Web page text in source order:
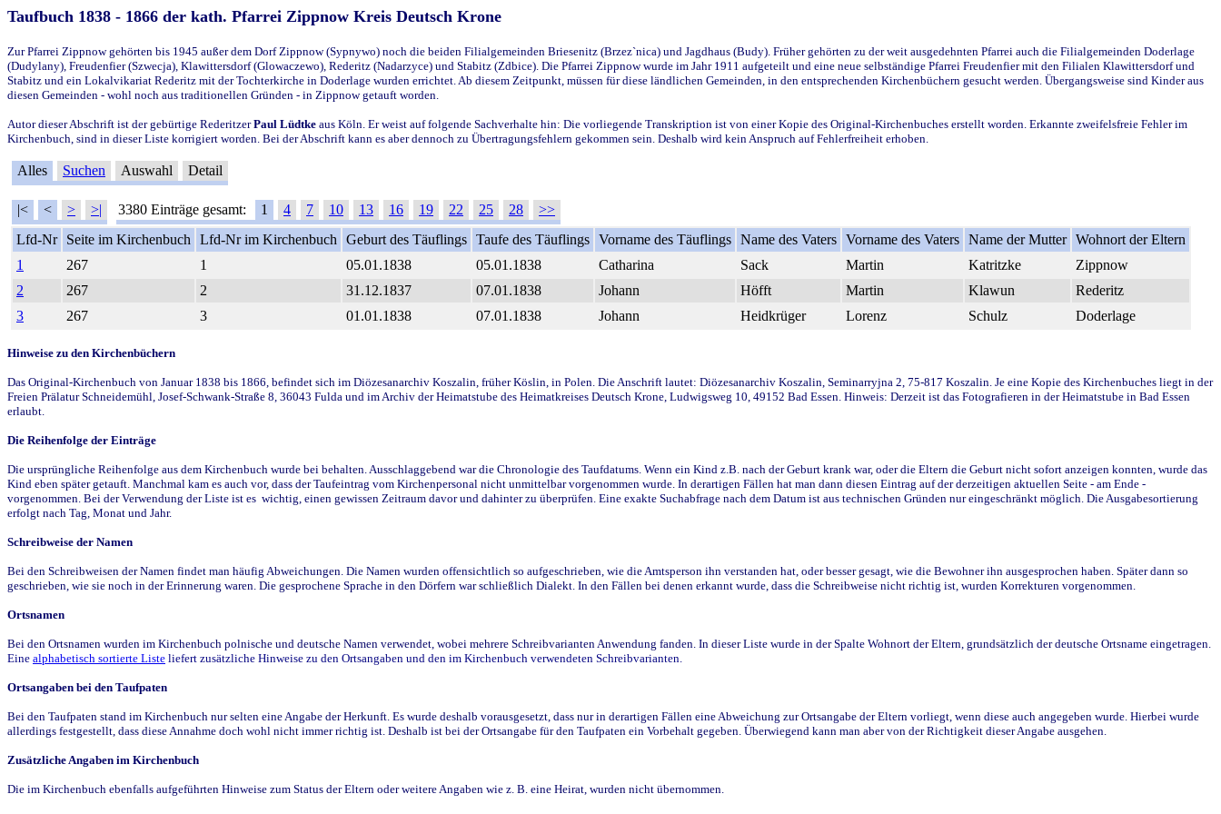
Taufbuch 1838 - 1866 der kath. Pfarrei Zippnow Kreis Deutsch Krone
Zur Pfarrei Zippnow gehörten bis 1945 außer dem Dorf Zippnow (Sypnywo) noch die beiden Filialgemeinden Briesenitz (Brzez`nica) und Jagdhaus (Budy). Früher gehörten zu der weit ausgedehnten Pfarrei auch die Filialgemeinden Doderlage
(Dudylany), Freudenfier (Szwecja), Klawittersdorf (Glowaczewo), Rederitz (Nadarzyce) und Stabitz (Zdbice). Die Pfarrei Zippnow wurde im Jahr 1911 aufgeteilt und eine neue selbständige Pfarrei Freudenfier mit den Filialen Klawittersdorf und
Stabitz und ein Lokalvikariat Rederitz mit der Tochterkirche in Doderlage wurden errichtet. Ab diesem Zeitpunkt, müssen für diese ländlichen Gemeinden, in den entsprechenden Kirchenbüchern gesucht werden. Übergangsweise sind Kinder aus
diesen Gemeinden - wohl noch aus traditionellen Gründen - in Zippnow getauft worden.
Autor dieser Abschrift ist der gebürtige RederitzerPaul Lüdtke aus Köln. Er weist auf folgende Sachverhalte hin: Die vorliegende Transkription ist von einer Kopie des Original-Kirchenbuches erstellt worden. Erkannte zweifelsfreie Fehler im
Kirchenbuch, sind in dieser Liste korrigiert worden. Bei der Abschrift kann es aber dennoch zu Übertragungsfehlern gekommen sein. Deshalb wird kein Anspruch auf Fehlerfreiheit erhoben.
Alles Suchen Auswahl Detail
|< < > >| 3380 Einträge gesamt: 1 4 7 10 13 16 19 22 25 28
>>
Lfd-Nr
Seite im Kirchenbuch Lfd-Nr im Kirchenbuch Geburt des Täuflings Taufe des Täuflings Vorname des Täuflings Name des Vaters Vorname des Vaters Name der Mutter Wohnort der Eltern
1
267 1 05.01.1838 05.01.1838 Catharina Sack Martin Katritzke
Zippnow
2
267 2 31.12.1837 07.01.1838 Johann Höfft Martin Klawun
Rederitz
3
267 3 01.01.1838 07.01.1838 Johann Heidkrüger Lorenz Schulz Doderlage
Hinweise zu den Kirchenbüchern
Das Original-Kirchenbuch von Januar 1838 bis 1866, befindet sich im Diözesanarchiv Koszalin, früher Köslin, in Polen. Die Anschrift lautet: Diözesanarchiv Koszalin, Seminarryjna 2, 75-817 Koszalin. Je eine Kopie des Kirchenbuches liegt in der
Freien Prälatur Schneidemühl, Josef-Schwank-Straße 8, 36043 Fulda und im Archiv der Heimatstube des Heimatkreises Deutsch Krone, Ludwigsweg 10, 49152 Bad Essen. Hinweis: Derzeit ist das Fotografieren in der Heimatstube in Bad Essen
erlaubt.
Die Reihenfolge der Einträge
Die ursprüngliche Reihenfolge aus dem Kirchenbuch wurde bei behalten. Ausschlaggebend war die Chronologie des Taufdatums. Wenn ein Kind z.B. nach der Geburt krank war, oder die Eltern die Geburt nicht sofort anzeigen konnten, wurde das
Kind eben später getauft. Manchmal kam es auch vor, dass der Taufeintrag vom Kirchenpersonal nicht unmittelbar vorgenommen wurde. In derartigen Fällen hat man dann diesen Eintrag auf der derzeitigen aktuellen Seite - am Ende -
vorgenommen. Bei der Verwendung der Liste ist es wichtig, einen gewissen Zeitraum davor und dahinter zu überprüfen. Eine exakte Suchabfrage nach dem Datum ist aus technischen Gründen nur eingeschränkt möglich. Die Ausgabesortierung
erfolgt nach Tag, Monat und Jahr.
Schreibweise der Namen
Bei den Schreibweisen der Namen findet man häufig Abweichungen. Die Namen wurden offensichtlich so aufgeschrieben, wie die Amtsperson ihn verstanden hat, oder besser gesagt, wie die Bewohner ihn ausgesprochen haben. Später dann so
geschrieben, wie sie noch in der Erinnerung waren. Die gesprochene Sprache in den Dörfern war schließlich Dialekt. In den Fällen bei denen erkannt wurde, dass die Schreibweise nicht richtig ist, wurden Korrekturen vorgenommen.
Ortsnamen
Bei den Ortsnamen wurden im Kirchenbuch polnische und deutsche Namen verwendet, wobei mehrere Schreibvarianten Anwendung fanden. In dieser Liste wurde in der Spalte Wohnort der Eltern, grundsätzlich der deutsche Ortsname eingetragen.
Eine alphabetisch sortierte Liste liefert zusätzliche Hinweise zu den Ortsangaben und den im Kirchenbuch verwendeten Schreibvarianten.
Ortsangaben bei den Taufpaten
Bei den Taufpaten stand im Kirchenbuch nur selten eine Angabe der Herkunft. Es wurde deshalb vorausgesetzt, dass nur in derartigen Fällen eine Abweichung zur Ortsangabe der Eltern vorliegt, wenn diese auch angegeben wurde. Hierbei wurde
allerdings festgestellt, dass diese Annahme doch wohl nicht immer richtig ist. Deshalb ist bei der Ortsangabe für den Taufpaten ein Vorbehalt gegeben. Überwiegend kann man aber von der Richtigkeit dieser Angabe ausgehen.
Zusätzliche Angaben im Kirchenbuch
Die im Kirchenbuch ebenfalls aufgeführten Hinweise zum Status der Eltern oder weitere Angaben wie z. B. eine Heirat, wurden nicht übernommen.